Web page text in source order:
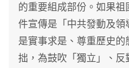
的重要組成部份。如果
件宣傳是「中共發動及
是實事求是、尊重歷史
拙，為鼓吹「獨立」、反